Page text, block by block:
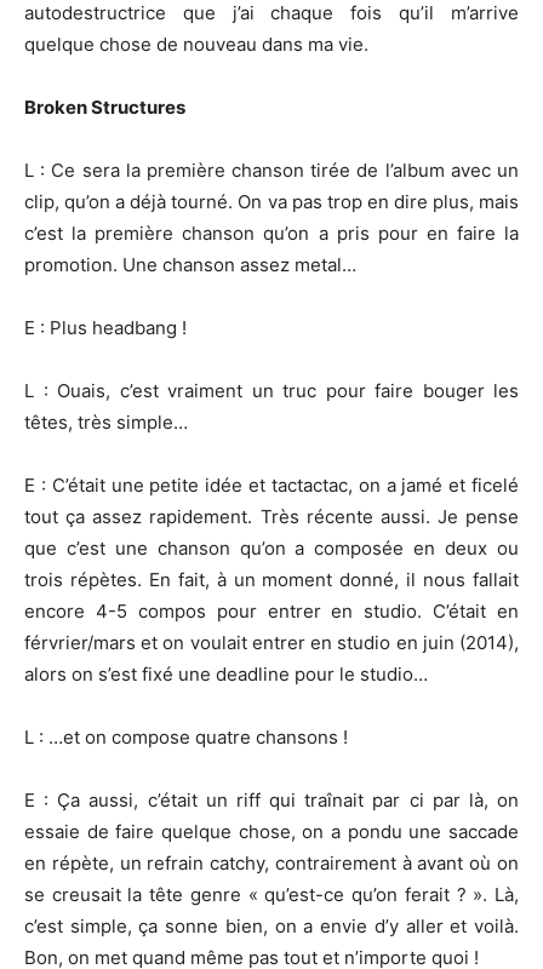
autodestructrice que j’ai chaque fois qu’il m’arrive
quelque chose de nouveau dans ma vie.
Broken Structures
L : Ce sera la première chanson tirée de l’album avec un
clip, qu’on a déjà tourné. On va pas trop en dire plus, mais
c’est la première chanson qu’on a pris pour en faire la
promotion. Une chanson assez metal…
E : Plus headbang !
L : Ouais, c’est vraiment un truc pour faire bouger les
têtes, très simple…
E : C’était une petite idée et tactactac, on a jamé et ficelé
tout ça assez rapidement. Très récente aussi. Je pense
que c’est une chanson qu’on a composée en deux ou
trois répètes. En fait, à un moment donné, il nous fallait
encore 4-5 compos pour entrer en studio. C’était en
férvrier/mars et on voulait entrer en studio en juin (2014),
alors on s’est fixé une deadline pour le studio…
L : …et on compose quatre chansons !
E : Ça aussi, c’était un riff qui traînait par ci par là, on
essaie de faire quelque chose, on a pondu une saccade
en répète, un refrain catchy, contrairement à avant où on
se creusait la tête genre « qu’est-ce qu’on ferait ? ». Là,
c’est simple, ça sonne bien, on a envie d’y aller et voilà.
Bon, on met quand même pas tout et n’importe quoi !